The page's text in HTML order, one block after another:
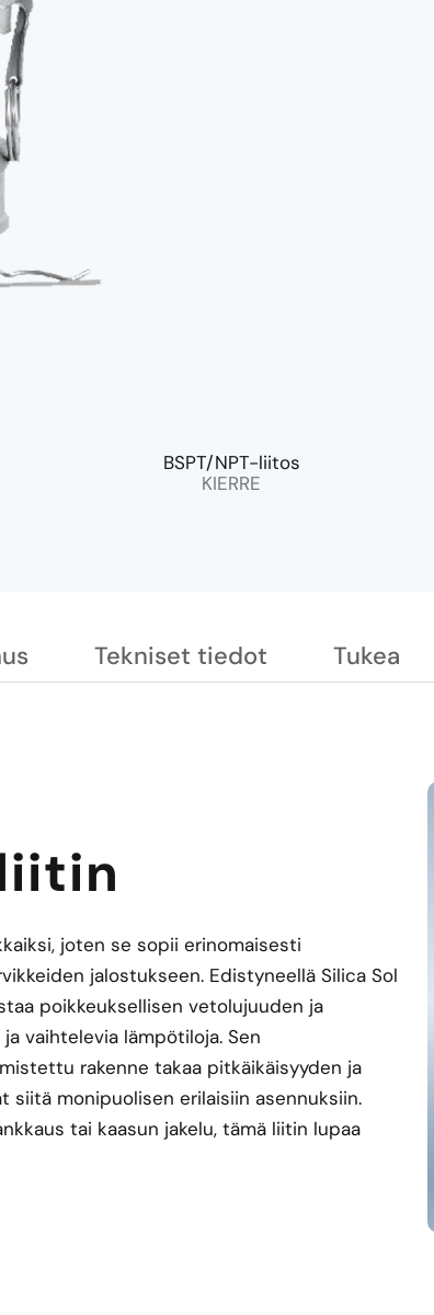
BSPT/NPT-liitos
KIERRE
Tekniset tiedot Tukea
joten se sopii erinomaisesti
jalostukseen. Edistyneellä Silica Sol
poikkeuksellisen vetolujuuden ja
vaihtelevia lämpötiloja. Sen
rakenne takaa pitkäikäisyyden ja
monipuolisen erilaisiin asennuksiin.
tai kaasun jakelu, tämä liitin lupaa